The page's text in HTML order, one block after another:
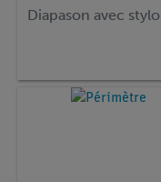
Diapason avec stylo